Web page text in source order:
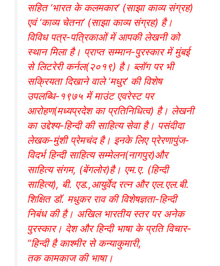
सहित ‘भारत के कलमकार’ (साझा काव्य संग्रह)
एवं ‘काव्य चेतना’ (साझा काव्य संग्रह) है।
विविध पत्र-पत्रिकाओं में आपकी लेखनी को
स्थान मिला है। प्राप्त सम्मान-पुरस्कार में मुंबई
से लिटरेरी कर्नल(२०१९) है। ब्लॉग पर भी
सक्रियता दिखाने वाले ‘मधुर’ की विशेष
उपलब्धि-१९७५ में माउंट एवरेस्ट पर
आरोहण(मध्यप्रदेश का प्रतिनिधित्व) है। लेखनी
का उद्देश्य-हिन्दी की साहित्य सेवा है। पसंदीदा
लेखक-मुंशी प्रेमचंद है। इनके लिए प्रेरणापुंज-
विदर्भ हिन्दी साहित्य सम्मेलन(नागपुर)और
साहित्य संगम, (बेंगलोर)है। एम.ए. (हिन्दी
साहित्य), बी. एड.,आयुर्वेद रत्न और एल.एल.बी.
शिक्षित डाॅ. मधुकर राव की विशेषज्ञता-हिन्दी
निबंध की है। अखिल भारतीय स्तर पर अनेक
पुरस्कार। देश और हिन्दी भाषा के प्रति विचार-
“हिन्दी है काश्मीर से कन्याकुमारी,
तक कामकाज की भाषा।